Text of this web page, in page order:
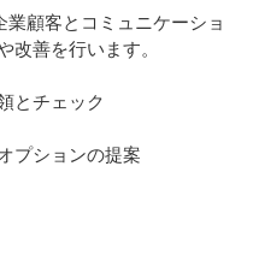
顧客とコミュニケーショ
善を行います。
とチェック
プションの提案